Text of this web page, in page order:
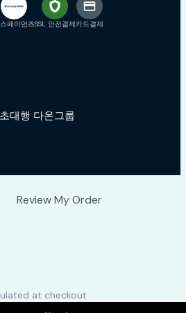
페이먼츠SSL 안전결제카드결제
대행 다온그룹
Review My Order
at checkout